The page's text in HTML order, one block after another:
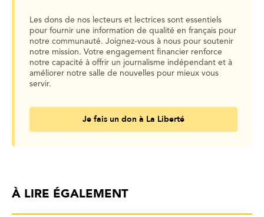
Les dons de nos lecteurs et lectrices sont essentiels
pour fournir une information de qualité en français pour
notre communauté. Joignez-vous à nous pour soutenir
notre mission. Votre engagement financier renforce
notre capacité à offrir un journalisme indépendant et à
améliorer notre salle de nouvelles pour mieux vous
servir.
Je fais un don à La Liberté
À LIRE ÉGALEMENT